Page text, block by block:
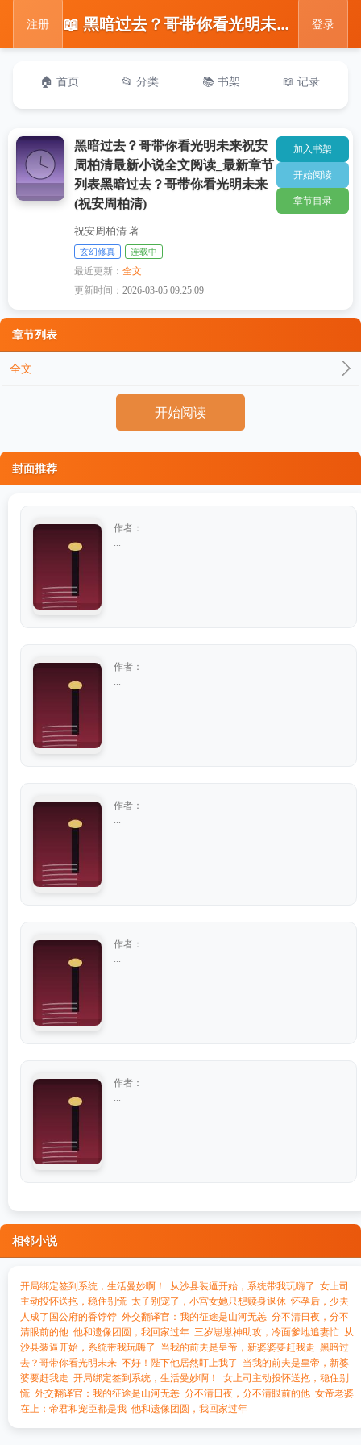
注册 📖 黑暗过去？哥带你看光明未来祝安周柏清最新小说全文阅读_最新章节列表黑暗过去？哥带你看光明未来(祝安周柏清) 登录
🏠 首页 📂 分类 📚 书架 📖 记录
黑暗过去？哥带你看光明未来祝安
周柏清最新小说全文阅读_最新章节
列表黑暗过去？哥带你看光明未来
(祝安周柏清)
祝安周柏清 著
玄幻修真 连载中
最近更新：全文
更新时间：2026-03-05 09:25:09
加入书架
开始阅读
章节目录
章节列表
全文
开始阅读
封面推荐
作者：
作者：
作者：
作者：
作者：
相邻小说
开局绑定签到系统，生活曼妙啊！ 从沙县装逼开始，系统带我玩嗨了 女上司
主动投怀送抱，稳住别慌 太子别宠了，小宫女她只想赎身退休 怀孕后，少夫
人成了国公府的香饽饽 外交翻译官：我的征途是山河无恙 分不清日夜，分不
清眼前的他 他和遗像团圆，我回家过年 三岁崽崽神助攻，冷面爹地追妻忙 从
沙县装逼开始，系统带我玩嗨了 当我的前夫是皇帝，新婆婆要赶我走 黑暗过
去？哥带你看光明未来 不好！陛下他居然盯上我了 当我的前夫是皇帝，新婆
婆要赶我走 开局绑定签到系统，生活曼妙啊！
女上司主动投怀送抱，稳住别
慌 外交翻译官：我的征途是山河无恙 分不清日夜，分不清眼前的他 女帝老婆
在上：帝君和宠臣都是我 他和遗像团圆，我回家过年